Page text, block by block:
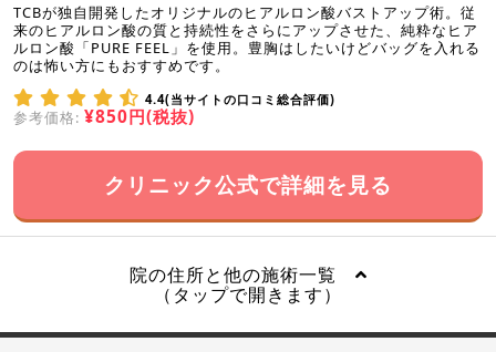
TCBが独自開発したオリジナルのヒアルロン酸バストアップ術。従
来のヒアルロン酸の質と持続性をさらにアップさせた、純粋なヒア
ルロン酸「PURE FEEL」を使用。豊胸はしたいけどバッグを入れる
のは怖い方にもおすすめです。
4.4(当サイトの口コミ総合評価)
参考価格: ¥850円(税抜)
クリニック公式で詳細を見る
院の住所と他の施術一覧
（タップで開きます）